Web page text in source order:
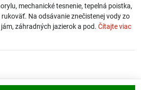
mechanické tesnenie, tepelná poistka,
Na odsávanie znečistenej vody zo
záhradných jazierok a pod. Čítajte viac